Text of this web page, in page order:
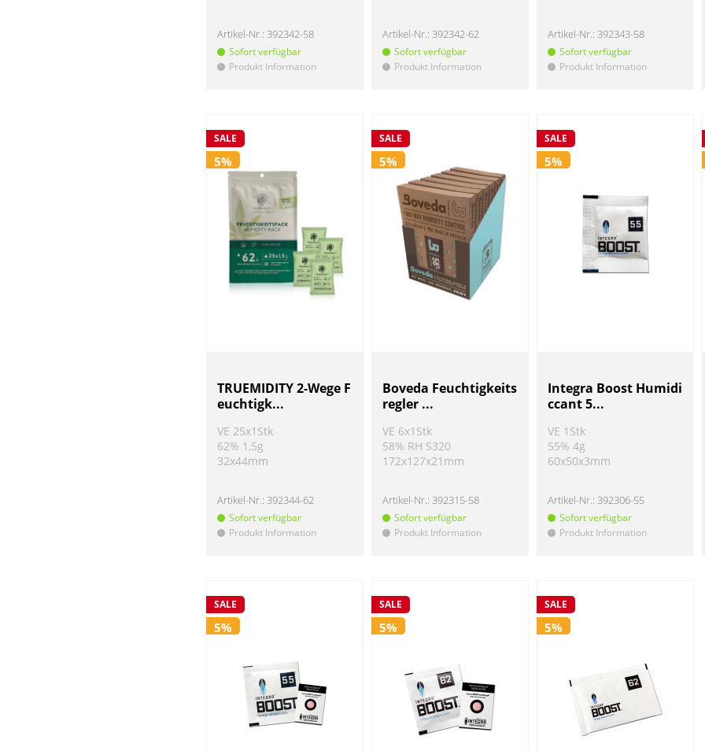
Artikel-Nr.:392342-58
Sofort verfügbar
! Produkt Information
Artikel-Nr.:392342-62
Sofort verfügbar
! Produkt Information
Artikel-Nr.:392343-58
Sofort verfügbar
! Produkt Information
SALE
5%
TRUEMIDITY 2-Wege F
euchtigk...
VE 25x1Stk
62% 1,5g
32x44mm
Artikel-Nr.:392344-62
Sofort verfügbar
! Produkt Information
SALE
5%
Boveda Feuchtigkeits
regler ...
VE 6x1Stk
58% RH S320
172x127x21mm
Artikel-Nr.:392315-58
Sofort verfügbar
! Produkt Information
SALE
5%
Integra Boost Humidi
ccant 5...
VE 1Stk
55% 4g
60x50x3mm
Artikel-Nr.:392306-55
Sofort verfügbar
! Produkt Information
SALE
5%
SALE
5%
SALE
5%